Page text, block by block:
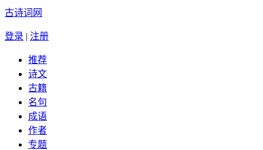
古诗词网
登录 | 注册
推荐
诗文
古籍
名句
成语
作者
专题